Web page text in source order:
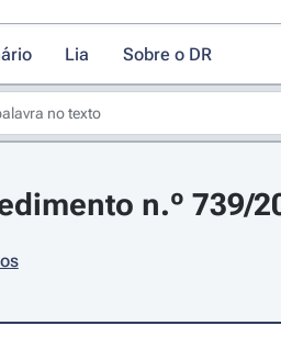
Lia Sobre o DR
n.º 739/